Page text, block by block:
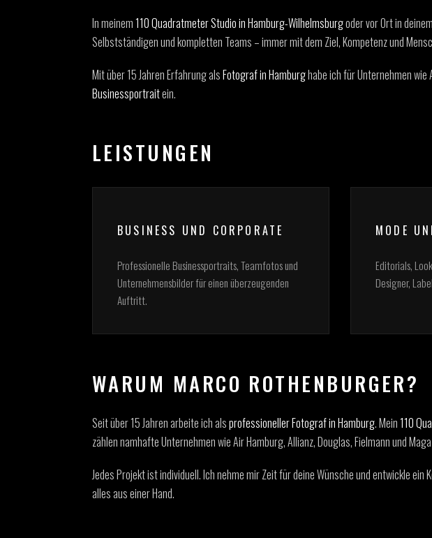
In meinem110 Quadratmeter Studio in Hamburg-Wilhelmsburgoder vor Ort in
Selbstständigen und kompletten Teams – immer mit dem Ziel, Kompetenz und
Mit über 15 Jahren Erfahrung alsFotograf in Hamburghabe ich für Unternehmen wie
Businessportraitein.
LEISTUNGEN
BUSINESS UND CORPORATE
Professionelle Businessportraits, Teamfotos und
Unternehmensbilder für einen überzeugenden
Auftritt.
MODE
Editorials,
Designer,
WARUM MARCO ROTHENBURGER?
Seit über 15 Jahren arbeite ich alsprofessioneller Fotograf in Hamburg. Mein110
zählen namhafte Unternehmen wie Air Hamburg, Allianz, Douglas, Fielmann und
Jedes Projekt ist individuell. Ich nehme mir Zeit für deine Wünsche und entwickle ein
alles aus einer Hand.